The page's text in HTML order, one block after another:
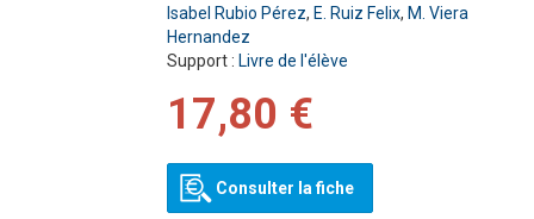
Isabel Rubio Pérez, E. Ruiz Felix, M. Viera
Hernandez
Support : Livre de l'élève
17,80 €
Consulter la fiche